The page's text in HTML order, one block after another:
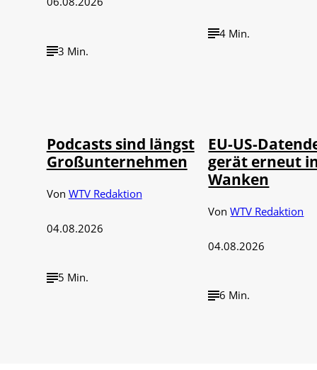
3 Min.
4 Min.
Podcasts sind längst
Großunternehmen
Von WTV Redaktion
04.08.2026
5 Min.
EU-US-
gerät erneut
Wanken
VonWTV Redaktion
04.08.2026
6 Min.